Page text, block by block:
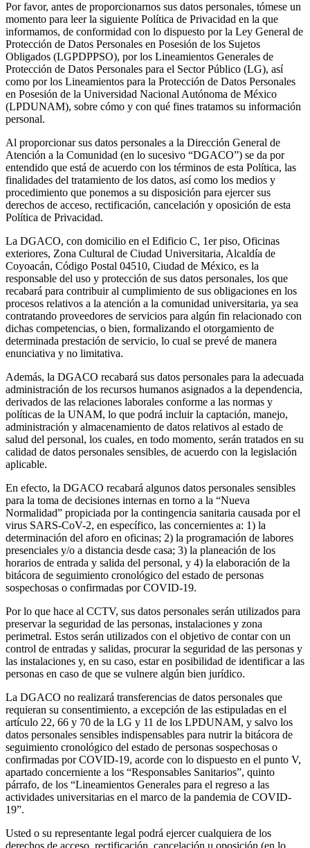
Por favor, antes de proporcionarnos sus datos personales, tómese un
momento para leer la siguiente Política de Privacidad en la que
informamos, de conformidad con lo dispuesto por la Ley General de
Protección de Datos Personales en Posesión de los Sujetos
Obligados (LGPDPPSO), por los Lineamientos Generales de
Protección de Datos Personales para el Sector Público (LG), así
como por los Lineamientos para la Protección de Datos Personales
en Posesión de la Universidad Nacional Autónoma de México
(LPDUNAM), sobre cómo y con qué fines tratamos su información
personal.
Al proporcionar sus datos personales a la Dirección General de
Atención a la Comunidad (en lo sucesivo “DGACO”) se da por
entendido que está de acuerdo con los términos de esta Política, las
finalidades del tratamiento de los datos, así como los medios y
procedimiento que ponemos a su disposición para ejercer sus
derechos de acceso, rectificación, cancelación y oposición de esta
Política de Privacidad.
La DGACO, con domicilio en el Edificio C, 1er piso, Oficinas
exteriores, Zona Cultural de Ciudad Universitaria, Alcaldía de
Coyoacán, Código Postal 04510, Ciudad de México, es la
responsable del uso y protección de sus datos personales, los que
recabará para contribuir al cumplimiento de sus obligaciones en los
procesos relativos a la atención a la comunidad universitaria, ya sea
contratando proveedores de servicios para algún fin relacionado con
dichas competencias, o bien, formalizando el otorgamiento de
determinada prestación de servicio, lo cual se prevé de manera
enunciativa y no limitativa.
Además, la DGACO recabará sus datos personales para la adecuada
administración de los recursos humanos asignados a la dependencia,
derivados de las relaciones laborales conforme a las normas y
políticas de la UNAM, lo que podrá incluir la captación, manejo,
administración y almacenamiento de datos relativos al estado de
salud del personal, los cuales, en todo momento, serán tratados en su
calidad de datos personales sensibles, de acuerdo con la legislación
aplicable.
En efecto, la DGACO recabará algunos datos personales sensibles
para la toma de decisiones internas en torno a la “Nueva
Normalidad” propiciada por la contingencia sanitaria causada por el
virus SARS-CoV-2, en específico, las concernientes a: 1) la
determinación del aforo en oficinas; 2) la programación de labores
presenciales y/o a distancia desde casa; 3) la planeación de los
horarios de entrada y salida del personal, y 4) la elaboración de la
bitácora de seguimiento cronológico del estado de personas
sospechosas o confirmadas por COVID-19.
Por lo que hace al CCTV, sus datos personales serán utilizados para
preservar la seguridad de las personas, instalaciones y zona
perimetral. Estos serán utilizados con el objetivo de contar con un
control de entradas y salidas, procurar la seguridad de las personas y
las instalaciones y, en su caso, estar en posibilidad de identificar a las
personas en caso de que se vulnere algún bien jurídico.
La DGACO no realizará transferencias de datos personales que
requieran su consentimiento, a excepción de las estipuladas en el
artículo 22, 66 y 70 de la LG y 11 de los LPDUNAM, y salvo los
datos personales sensibles indispensables para nutrir la bitácora de
seguimiento cronológico del estado de personas sospechosas o
confirmadas por COVID-19, acorde con lo dispuesto en el punto V,
apartado concerniente a los “Responsables Sanitarios”, quinto
párrafo, de los “Lineamientos Generales para el regreso a las
actividades universitarias en el marco de la pandemia de COVID-
19”.
Usted o su representante legal podrá ejercer cualquiera de los